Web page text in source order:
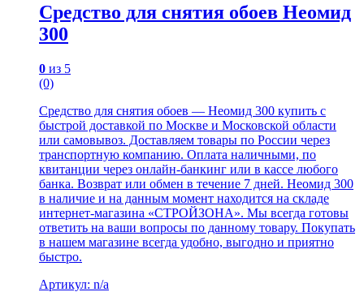
Cредство для снятия обоев Неомид
300
0 из 5
(0)
Cредство для снятия обоев — Неомид 300 купить с
быстрой доставкой по Москве и Московской области
или самовывоз. Доставляем товары по России через
транспортную компанию. Оплата наличными, по
квитанции через онлайн-банкинг или в кассе любого
банка. Возврат или обмен в течение 7 дней. Неомид 300
в наличие и на данным момент находится на складе
интернет-магазина «СТРОЙЗОНА». Мы всегда готовы
ответить на ваши вопросы по данному товару. Покупать
в нашем магазине всегда удобно, выгодно и приятно
быстро.
Артикул: n/a